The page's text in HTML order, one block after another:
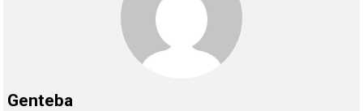
Genteba